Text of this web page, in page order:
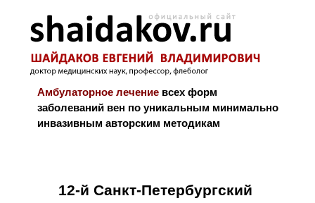
Амбулаторное лечение всех форм
заболеваний вен по уникальным минимально
инвазивным авторским методикам
12-й Санкт-Петербургский